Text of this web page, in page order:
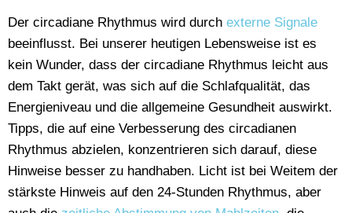
Der circadiane Rhythmus wird durch externe Signale
beeinflusst. Bei unserer heutigen Lebensweise ist es
kein Wunder, dass der circadiane Rhythmus leicht aus
dem Takt gerät, was sich auf die Schlafqualität, das
Energieniveau und die allgemeine Gesundheit auswirkt.
Tipps, die auf eine Verbesserung des circadianen
Rhythmus abzielen, konzentrieren sich darauf, diese
Hinweise besser zu handhaben. Licht ist bei Weitem der
stärkste Hinweis auf den 24-Stunden Rhythmus, aber